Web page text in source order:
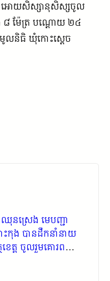
អោយសិស្សានុសិស្សចូល
៨ ម៉ែត្រ បណ្ដោយ ២៤
មូលនិធិ ឃុំកោះស្ដេច
នស្រេង មេបញ្ជា
ោះកុង បានដឹកនាំនាយ
េត្ត ចូលរួមគោរព
យ សំរួម ទីប្រឹក្សារាជ
ត្តិយសសាខាកាកបាទ